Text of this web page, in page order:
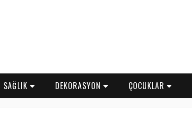
SAĞLIK DEKORASYON ÇOCUKLAR